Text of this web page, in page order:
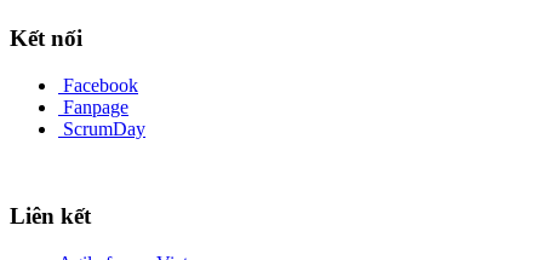
Kết nối
Facebook
Fanpage
ScrumDay
Liên kết